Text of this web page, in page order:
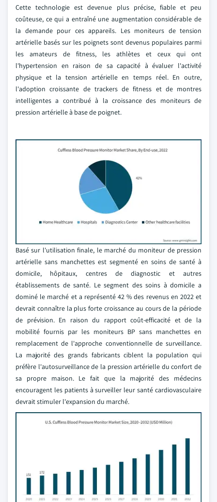
Cette technologie est devenue plus précise, fiable et peu
coûteuse, ce qui a entraîné une augmentation considérable de
la demande pour ces appareils. Les moniteurs de tension
artérielle basés sur les poignets sont devenus populaires parmi
les amateurs de fitness, les athlètes et ceux qui ont
l'hypertension en raison de sa capacité à évaluer l'activité
physique et la tension artérielle en temps réel. En outre,
l'adoption croissante de trackers de fitness et de montres
intelligentes a contribué à la croissance des moniteurs de
pression artérielle à base de poignet.
Basé sur l'utilisation finale, le marché du moniteur de pression
artérielle sans manchettes est segmenté en soins de santé à
domicile, hôpitaux, centres de diagnostic et autres
établissements de santé. Le segment des soins à domicile a
dominé le marché et a représenté 42 % des revenus en 2022 et
devrait connaître la plus forte croissance au cours de la période
de prévision. En raison du rapport coût-efficacité et de la
mobilité fournis par les moniteurs BP sans manchettes en
remplacement de l'approche conventionnelle de surveillance.
La majorité des grands fabricants ciblent la population qui
préfère l'autosurveillance de la pression artérielle du confort de
sa propre maison. Le fait que la majorité des médecins
encouragent les patients à surveiller leur santé cardiovasculaire
devrait stimuler l'expansion du marché.